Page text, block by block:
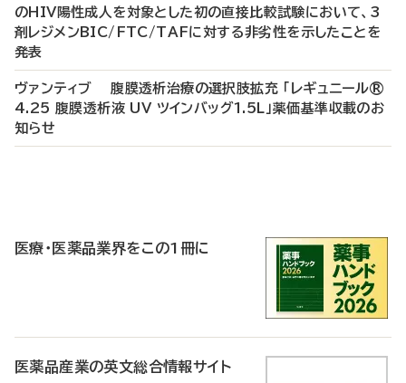
のHIV陽性成人を対象とした初の直接比較試験において、3
剤レジメンBIC/FTC/TAFに対する非劣性を示したことを
発表
ヴァンティブ 腹膜透析治療の選択肢拡充 「レギュニール®
4.25 腹膜透析液 UV ツインバッグ1.5L」薬価基準収載のお
知らせ
医療・医薬品業界をこの1冊に
医薬品産業の英文総合情報サイト